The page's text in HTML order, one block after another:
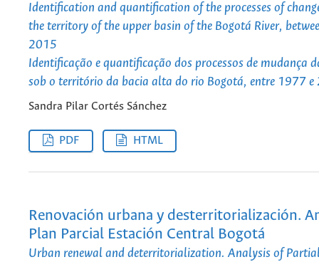
Identification and quantification of the processes of
the territory of the upper basin of the Bogotá River,
2015
Identificação e quantificação dos processos de mudança
sob o território da bacia alta do rio Bogotá, entre 1977
Sandra Pilar Cortés Sánchez
PDF HTML
Renovación urbana y desterritorialización.
Plan Parcial Estación Central Bogotá
Urban renewal and deterritorialization. Analysis of